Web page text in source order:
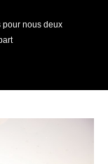
pour nous deux